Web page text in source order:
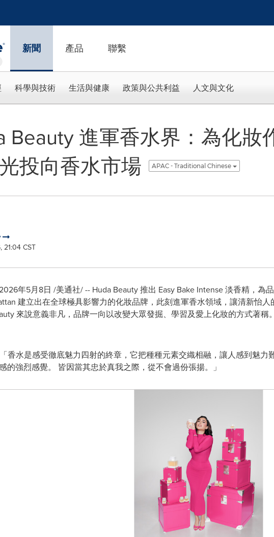
新聞 產品 聯繫
科學與技術 生活與健康 政策與公共利益 人文與文化
Beauty 進軍香水界：為化妝
投向香水市場
APAC - Traditional Chinese
CST
年5月8日 /美通社/ -- Huda Beauty 推出 Easy Bake Intense 淡香精，為
建立出在全球極具影響力的化妝品牌，此刻進軍香水領域，讓清新怡
來說意義非凡，品牌一向以改變大眾發掘、學習及愛上化妝的方式著
香水是感受徹底魅力四射的終章，它把種種元素交織相融，讓人感到魅力
的強烈感覺。 皆因當其忠於真我之際，從不會過份張揚。」